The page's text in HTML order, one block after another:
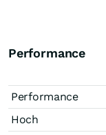
Performance
Performance
Hoch